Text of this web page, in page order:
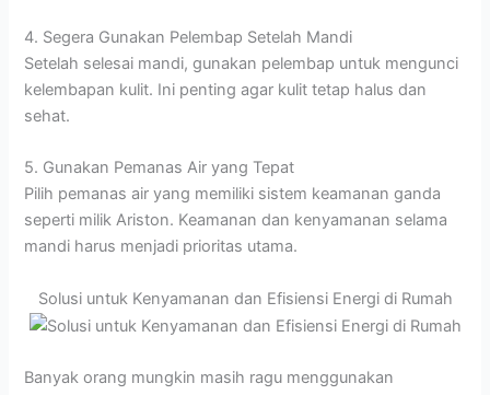
4. Segera Gunakan Pelembap Setelah Mandi
Setelah selesai mandi, gunakan pelembap untuk mengunci
kelembapan kulit. Ini penting agar kulit tetap halus dan
sehat.
5. Gunakan Pemanas Air yang Tepat
Pilih pemanas air yang memiliki sistem keamanan ganda
seperti milik Ariston. Keamanan dan kenyamanan selama
mandi harus menjadi prioritas utama.
Solusi untuk Kenyamanan dan Efisiensi Energi di Rumah
Banyak orang mungkin masih ragu menggunakan